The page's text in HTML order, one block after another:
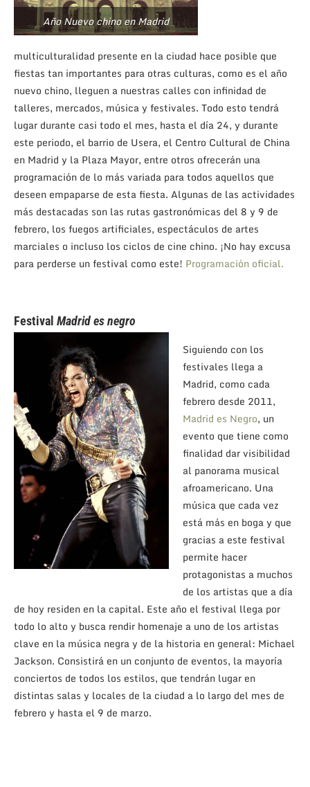
Año Nuevo chino en Madrid
multiculturalidad presente en la ciudad hace posible que
fiestas tan importantes para otras culturas, como es el año
nuevo chino, lleguen a nuestras calles con infinidad de
talleres, mercados, música y festivales. Todo esto tendrá
lugar durante casi todo el mes, hasta el día 24, y durante
este periodo, el barrio de Usera, el Centro Cultural de China
en Madrid y la Plaza Mayor, entre otros ofrecerán una
programación de lo más variada para todos aquellos que
deseen empaparse de esta fiesta. Algunas de las actividades
más destacadas son las rutas gastronómicas del 8 y 9 de
febrero, los fuegos artificiales, espectáculos de artes
marciales o incluso los ciclos de cine chino. ¡No hay excusa
para perderse un festival como este! Programación oficial.
Festival Madrid es negro
Siguiendo con los
festivales llega a
Madrid, como cada
febrero desde 2011,
Madrid es Negro, un
evento que tiene como
finalidad dar visibilidad
al panorama musical
afroamericano. Una
música que cada vez
está más en boga y que
gracias a este festival
permite hacer
protagonistas a muchos
de los artistas que a día
de hoy residen en la capital. Este año el festival llega por
todo lo alto y busca rendir homenaje a uno de los artistas
clave en la música negra y de la historia en general: Michael
Jackson. Consistirá en un conjunto de eventos, la mayoría
conciertos de todos los estilos, que tendrán lugar en
distintas salas y locales de la ciudad a lo largo del mes de
febrero y hasta el 9 de marzo.